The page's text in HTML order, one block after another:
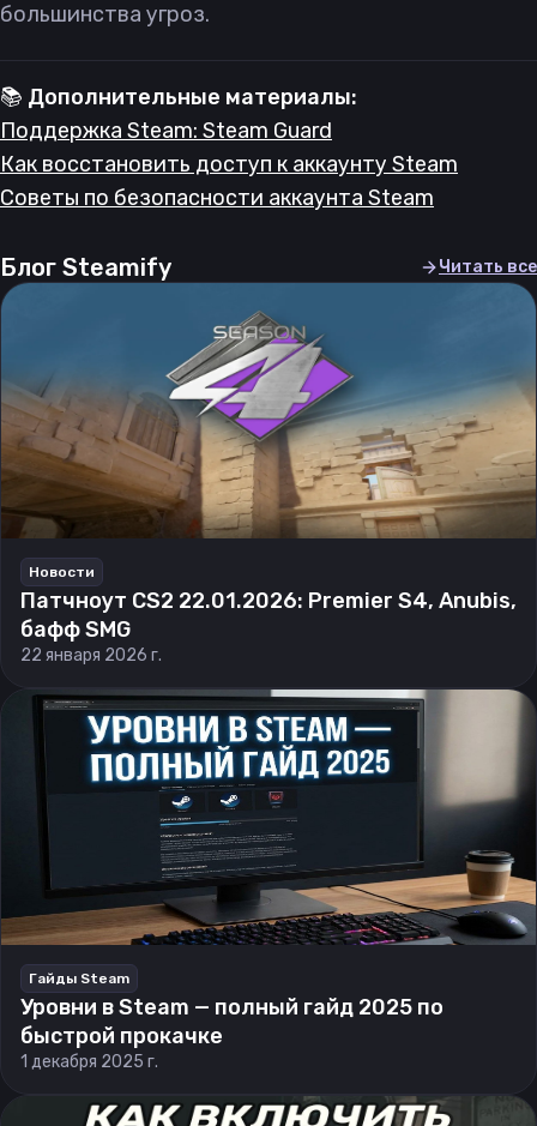
большинства угроз.
📚 Дополнительные материалы:
Поддержка Steam: Steam Guard
Как восстановить доступ к аккаунту Steam
Советы по безопасности аккаунта Steam
Блог Steamify Читать все
Новости
Патчноут CS2 22.01.2026: Premier S4, Anubis,
бафф SMG
22 января 2026 г.
Гайды Steam
Уровни в Steam — полный гайд 2025 по
быстрой прокачке
1 декабря 2025 г.